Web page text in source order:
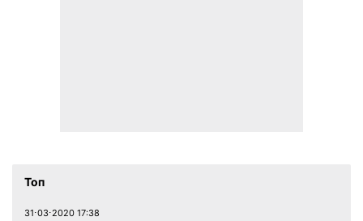
Топ
31⋅03⋅2020 17:38